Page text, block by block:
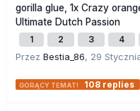
gorilla glue, 1x Crazy
Ultimate Dutch Passion
1 2 3 4
Przez Bestia_86, 29
108 replies